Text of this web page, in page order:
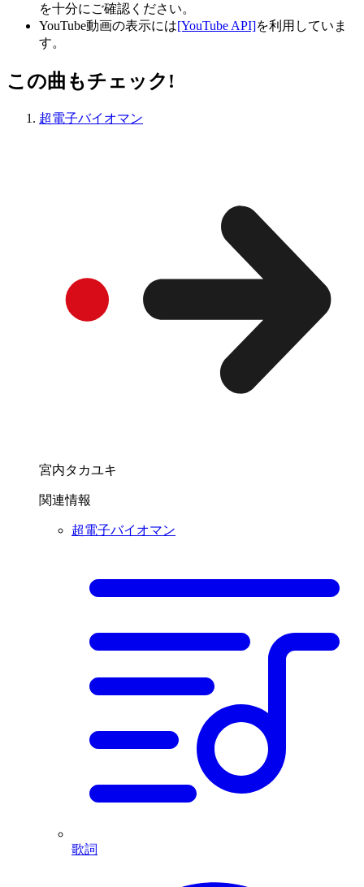
を十分にご確認ください。
YouTube動画の表示には[YouTube API]を利用していま
す。
この曲もチェック!
超電子バイオマン
宮内タカユキ
関連情報
超電子バイオマン
歌詞